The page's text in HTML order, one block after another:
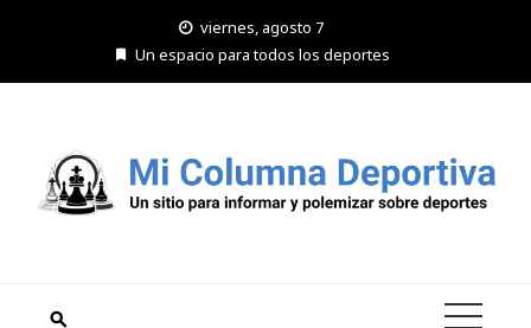
viernes, agosto 7
Un espacio para todos los deportes